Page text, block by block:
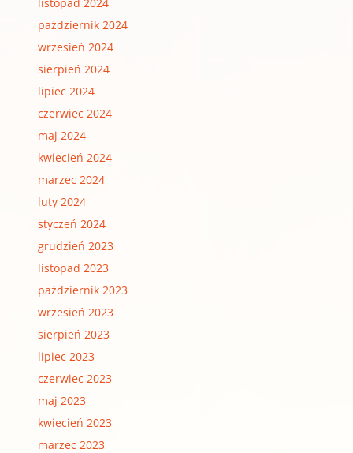
październik 2024
wrzesień 2024
sierpień 2024
lipiec 2024
czerwiec 2024
maj 2024
kwiecień 2024
marzec 2024
luty 2024
styczeń 2024
grudzień 2023
listopad 2023
październik 2023
wrzesień 2023
sierpień 2023
lipiec 2023
czerwiec 2023
maj 2023
kwiecień 2023
marzec 2023